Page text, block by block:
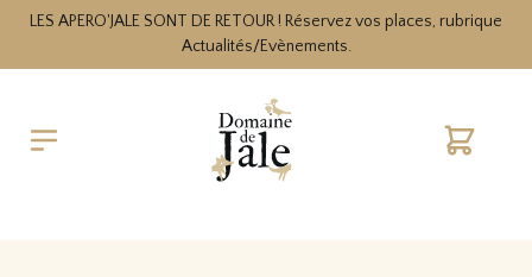
LES APERO'JALE SONT DE RETOUR ! Réservez vos places, rubrique
Actualités/Evènements.
Cart